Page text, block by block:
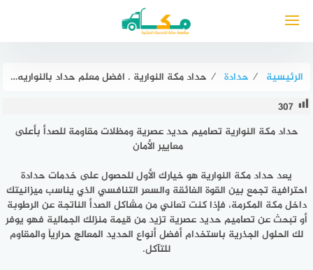
الرئيسية ⁄ حدادة ⁄ حداد مكة النوارية . افضل معلم حداد بالنواريه 0549047568 مكة للحدادة
307
حداد مكة النوارية تصاميم حديد عصرية ومظلات مقاومة للصدأ بأعلى
معايير الأمان
يعد حداد مكة النوارية هو خيارك الأول للحصول على خدمات حدادة
احترافية تجمع بين القوة الفائقة والسعر التنافسي الذي يناسب ميزانيتك
داخل مكة المكرمة، فإذا كنت تعاني من مشاكل الصدأ الناتجة عن الرطوبة
أو تبحث عن تصاميم حديد عصرية تزيد من قيمة منزلك الجمالية فهو يوفر
لك الحلول الجذرية باستخدام أفضل أنواع الحديد المعالج حرارياً والمقاوم
للتآكل.